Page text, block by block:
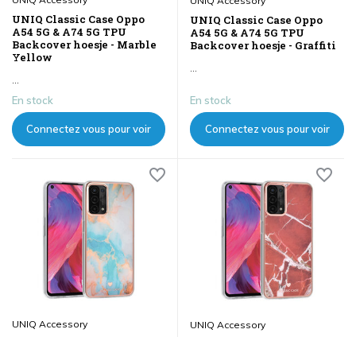
UNIQ Classic Case Oppo
A54 5G & A74 5G TPU
Backcover hoesje - Marble
Yellow
...
En stock
Connectez vous pour voir
UNIQ Classic Case Oppo
A54 5G & A74 5G TPU
Backcover hoesje - Graffiti
...
En stock
Connectez vous pour voir
UNIQ Accessory UNIQ Accessory